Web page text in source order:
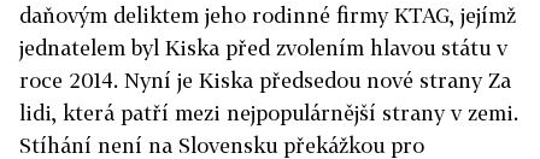
daňovým deliktem jeho rodinné firmy KTAG, jejímž
jednatelem byl Kiska před zvolením hlavou státu v
roce 2014. Nyní je Kiska předsedou nové strany Za
lidi, která patří mezi nejpopulárnější strany v zemi.
Stíhání není na Slovensku překážkou pro